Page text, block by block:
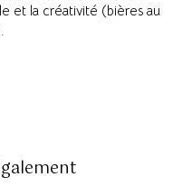
et la créativité (bières au